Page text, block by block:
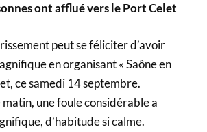
ont afflué vers le Port Celet
peut se féliciter d’avoir
en organisant « Saône en
ce samedi 14 septembre.
matin, une foule considérable a
d’habitude si calme.